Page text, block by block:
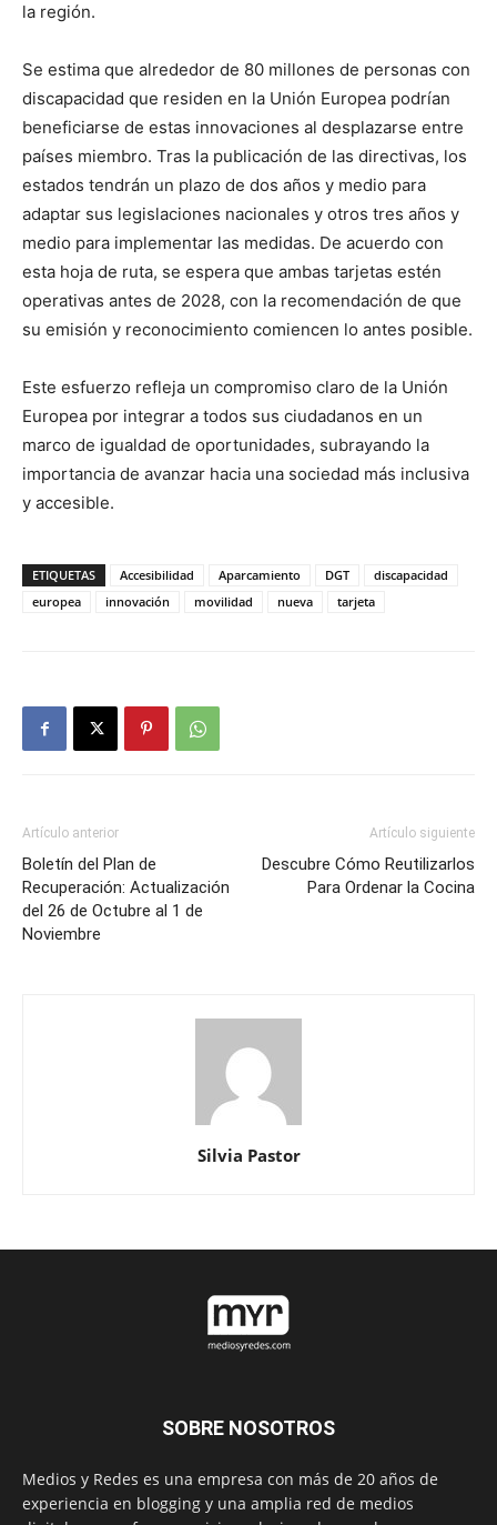
la región.
Se estima que alrededor de 80 millones de personas con
discapacidad que residen en la Unión Europea podrían
beneficiarse de estas innovaciones al desplazarse entre
países miembro. Tras la publicación de las directivas, los
estados tendrán un plazo de dos años y medio para
adaptar sus legislaciones nacionales y otros tres años y
medio para implementar las medidas. De acuerdo con
esta hoja de ruta, se espera que ambas tarjetas estén
operativas antes de 2028, con la recomendación de que
su emisión y reconocimiento comiencen lo antes posible.
Este esfuerzo refleja un compromiso claro de la Unión
Europea por integrar a todos sus ciudadanos en un
marco de igualdad de oportunidades, subrayando la
importancia de avanzar hacia una sociedad más inclusiva
y accesible.
ETIQUETAS Accesibilidad Aparcamiento DGT
discapacidad
europea
innovación movilidad nueva tarjeta
Artículo anterior
Boletín del Plan de
Recuperación: Actualización
del 26 de Octubre al 1 de
Noviembre
Artículo siguiente
Descubre Cómo Reutilizarlos
Para Ordenar la Cocina
Silvia Pastor
SOBRE NOSOTROS
Medios y Redes es una empresa con más de 20 años de
experiencia en blogging y una amplia red de medios